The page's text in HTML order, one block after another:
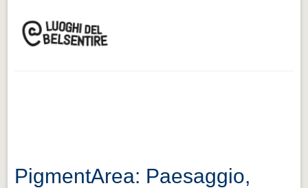
PigmentArea: Paesaggio,